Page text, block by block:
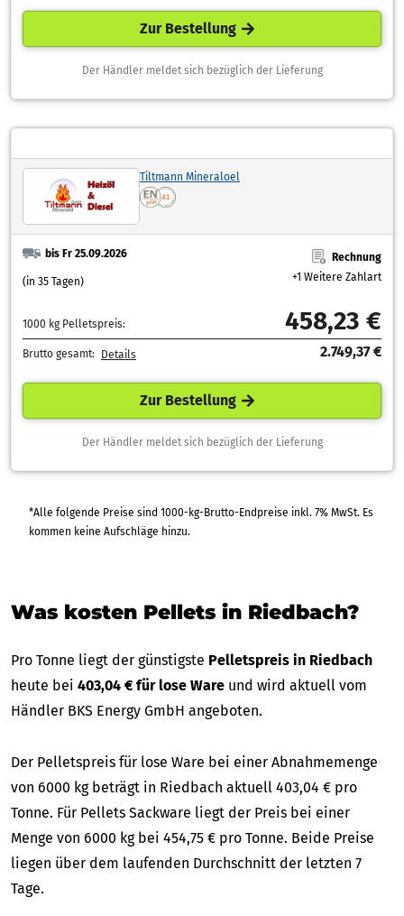
Zur Bestellung
Der Händler meldet sich bezüglich der Lieferung
Tiltmann Mineraloel
bis Fr 25.09.2026
(in 35 Tagen)
Rechnung
+1 Weitere Zahlart
1000 kg Pelletspreis: 458,23 €
Brutto gesamt: Details 2.749,37 €
Zur Bestellung
Der Händler meldet sich bezüglich der Lieferung
*Alle folgende Preise sind 1000-kg-Brutto-Endpreise inkl. 7% MwSt. Es
kommen keine Aufschläge hinzu.
Was kosten Pellets in Riedbach?
Pro Tonne liegt der günstigste Pelletspreis in Riedbach
heute bei 403,04 € für lose Ware und wird aktuell vom
Händler BKS Energy GmbH angeboten.
Der Pelletspreis für lose Ware bei einer Abnahmemenge
von 6000 kg beträgt in Riedbach aktuell 403,04 € pro
Tonne. Für Pellets Sackware liegt der Preis bei einer
Menge von 6000 kg bei 454,75 € pro Tonne. Beide Preise
liegen über dem laufenden Durchschnitt der letzten 7
Tage.